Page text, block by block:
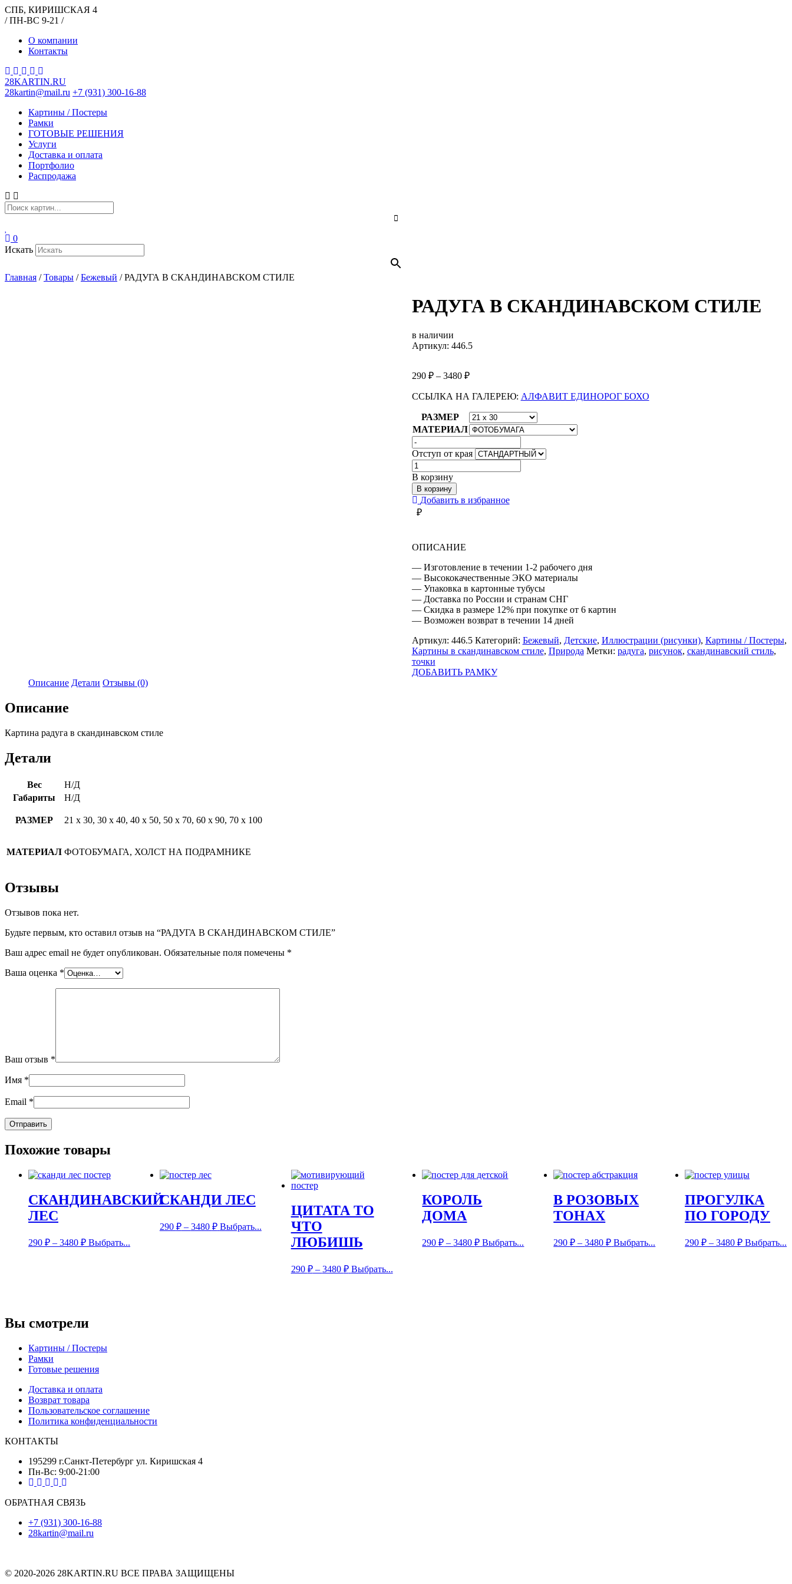
СПБ, КИРИШСКАЯ 4
/ ПН-ВС 9-21 /
О компании
Контакты
28KARTIN.RU
28kartin@mail.ru +7 (931) 300-16-88
Картины / Постеры
Рамки
ГОТОВЫЕ РЕШЕНИЯ
Услуги
Доставка и оплата
Портфолио
Распродажа
0
Искать
Главная /Товары /Бежевый /РАДУГА В СКАНДИНАВСКОМ СТИЛЕ
РАДУГА В СКАНДИНАВСКОМ СТИЛЕ
в наличии
Артикул: 446.5
290 ₽– 3480 ₽
ССЫЛКА НА ГАЛЕРЕЮ: АЛФАВИТ ЕДИНОРОГ БОХО
РАЗМЕР
МАТЕРИАЛ
Отступ от края
Количество
товара
РАДУГА
В
СКАНДИНАВСКОМ
СТИЛЕ
В корзину
В корзину
Добавить в избранное
₽
ОПИСАНИЕ
— Изготовление в течении 1-2 рабочего дня
— Высококачественные ЭКО материалы
— Упаковка в картонные тубусы
— Доставка по России и странам СНГ
— Скидка в размере 12% при покупке от 6 картин
— Возможен возврат в течении 14 дней
Артикул: 446.5 Категорий: Бежевый, Детские, Иллюстрации (рисунки), Картины / Постеры,
Картины в скандинавском стиле, Природа Метки: радуга, рисунок, скандинавский стиль,
точки
ДОБАВИТЬ РАМКУ
Описание Детали Отзывы (0)
Описание
Картина радуга в скандинавском стиле
Детали
Вес
Н/Д
Габариты
Н/Д
РАЗМЕР 21 х 30, 30 х 40, 40 х 50, 50 х 70, 60 х 90, 70 х 100
МАТЕРИАЛ ФОТОБУМАГА, ХОЛСТ НА ПОДРАМНИКЕ
Отзывы
Отзывов пока нет.
Будьте первым, кто оставил отзыв на “РАДУГА В СКАНДИНАВСКОМ СТИЛЕ”
Ваш адрес email не будет опубликован. Обязательные поля помечены *
Ваша оценка *
Ваш отзыв *
Имя *
Email *
Похожие товары
СКАНДИНАВСКИЙ
ЛЕС
290 ₽ – 3480 ₽ Выбрать...
СКАНДИ ЛЕС
290 ₽– 3480 ₽ Выбрать...
ЦИТАТА ТО
ЧТО
ЛЮБИШЬ
290 ₽– 3480 ₽ Выбрать...
КОРОЛЬ
ДОМА
290₽ –3480₽ Выбрать...
В РОЗОВЫХ
ТОНАХ
290₽ –3480₽ Выбрать...
ПРОГУЛКА
ПО ГОРОДУ
290₽ –3480₽ Выбрать...
Вы смотрели
Картины / Постеры
Рамки
Готовые решения
Доставка и оплата
Возврат товара
Пользовательское соглашение
Политика конфиденциальности
КОНТАКТЫ
195299 г.Санкт-Петербург ул. Киришская 4
Пн-Вс: 9:00-21:00
ОБРАТНАЯ СВЯЗЬ
+7 (931) 300-16-88
28kartin@mail.ru
© 2020-2026 28KARTIN.RU ВСЕ ПРАВА ЗАЩИЩЕНЫ